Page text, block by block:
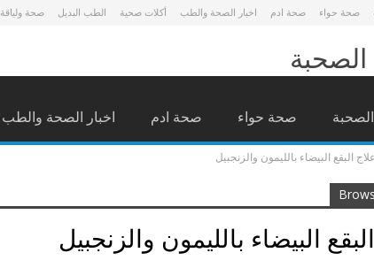
صحة حواء صحة ادم اخبار الصحة والطب أكلات صحية الطب البديل صحة ولياقة
صحة حواء صحة ادم اخبار الصحة والطب
علاج البقع البيضاء بالليمون والزنجبيل
البيضاء بالليمون والزنجبيل